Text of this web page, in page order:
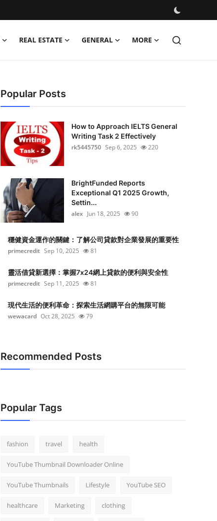
REAL ESTATE GENERAL MORE
Popular Posts
How to Approach IELTS General
Writing Task 2 Effectively
rk5445750 Sep 6, 2025 220
BrightFunded Reports
Exceptional Q1 2025 Growth,
Settin...
alex Jun 18, 2025 90
穩健資金運作的關鍵：了解公司貸款對企業發展的重要性
primecredit Sep 10, 2025 81
靈活借貸新選擇：掌握7x24網上貸款的便利與安全性
primecredit Sep 11, 2025 81
現代生活的便利革命：探索生活網購平台的無限可能
wewacard Oct 28, 2025 79
Recommended Posts
Popular Tags
fashion travel health
YouTube Thumbnail Downloader Online
YouTube Thumbnails Lifestyle YouTube SEO
healthcare Marketing clothing